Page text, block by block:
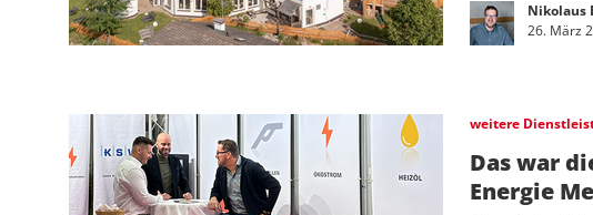
Nikolaus
26. März
weitere
Das war
Energie